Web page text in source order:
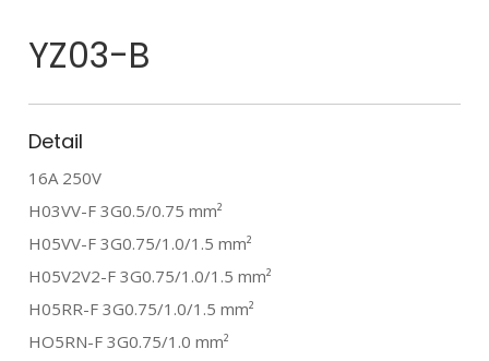
YZ03-B
Detail
16A 250V
H03VV-F 3G0.5/0.75 mm²
H05VV-F 3G0.75/1.0/1.5 mm²
H05V2V2-F 3G0.75/1.0/1.5 mm²
H05RR-F 3G0.75/1.0/1.5 mm²
HO5RN-F 3G0.75/1.0 mm²